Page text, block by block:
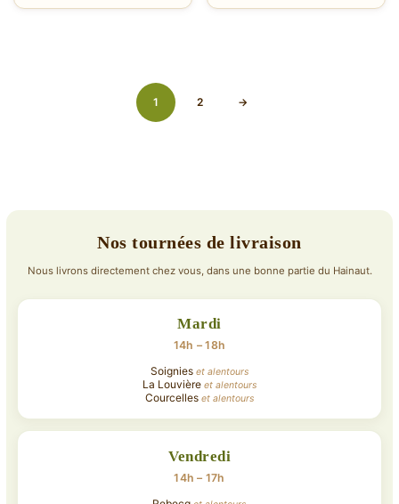
1 2 →
Nos tournées de livraison
Nous livrons directement chez vous, dans une bonne partie du Hainaut.
Mardi
14h – 18h
Soignies et alentours
La Louvière et alentours
Courcelles et alentours
Vendredi
14h – 17h